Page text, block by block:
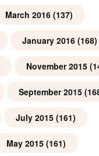
March 2016 (137)
January 2016 (168)
November 2015
September 2015
July 2015 (161)
May 2015 (161)